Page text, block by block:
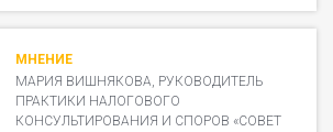
МНЕНИЕ
МАРИЯ ВИШНЯКОВА, РУКОВОДИТЕЛЬ
ПРАКТИКИ НАЛОГОВОГО
КОНСУЛЬТИРОВАНИЯ И СПОРОВ «СОВЕТ